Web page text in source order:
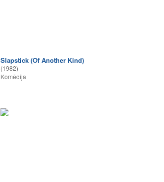
Slapstick (Of Another Kind)
(1982)
Komēdija